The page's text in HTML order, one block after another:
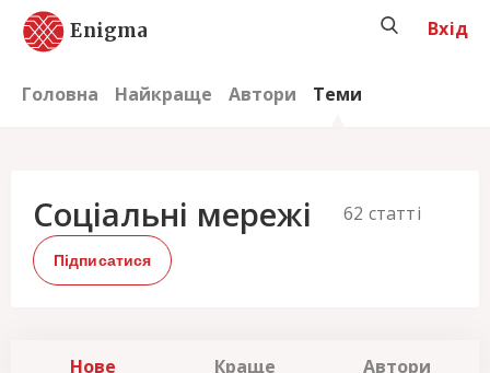
Enigma
Головна Найкраще Автори Теми
Вхід
Соціальні мережі 62 статті
Підписатися
Нове Краще Автори